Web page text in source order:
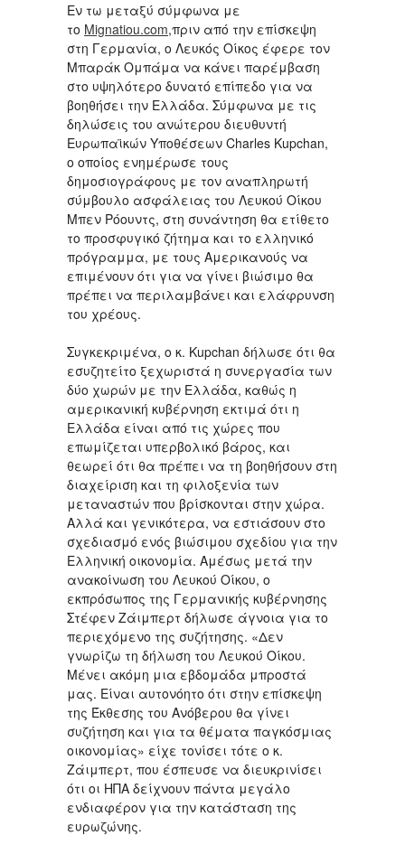
Εν τω μεταξύ σύμφωνα με
το Mignatiou.com,πριν από την επίσκεψη
στη Γερμανία, ο Λευκός Οίκος έφερε τον
Μπαράκ Ομπάμα να κάνει παρέμβαση
στο υψηλότερο δυνατό επίπεδο για να
βοηθήσει την Ελλάδα. Σύμφωνα με τις
δηλώσεις του ανώτερου διευθυντή
Ευρωπαϊκών Υποθέσεων Charles Kupchan,
ο οποίος ενημέρωσε τους
δημοσιογράφους με τον αναπληρωτή
σύμβουλο ασφάλειας του Λευκού Οίκου
Μπεν Ρόουντς, στη συνάντηση θα ετίθετο
το προσφυγικό ζήτημα και το ελληνικό
πρόγραμμα, με τους Αμερικανούς να
επιμένουν ότι για να γίνει βιώσιμο θα
πρέπει να περιλαμβάνει και ελάφρυνση
του χρέους.
Συγκεκριμένα, ο κ. Kupchan δήλωσε ότι θα
εσυζητείτο ξεχωριστά η συνεργασία των
δύο χωρών με την Ελλάδα, καθώς η
αμερικανική κυβέρνηση εκτιμά ότι η
Ελλάδα είναι από τις χώρες που
επωμίζεται υπερβολικό βάρος, και
θεωρεί ότι θα πρέπει να τη βοηθήσουν στη
διαχείριση και τη φιλοξενία των
μεταναστών που βρίσκονται στην χώρα.
Αλλά και γενικότερα, να εστιάσουν στο
σχεδιασμό ενός βιώσιμου σχεδίου για την
Ελληνική οικονομία. Αμέσως μετά την
ανακοίνωση του Λευκού Οίκου, ο
εκπρόσωπος της Γερμανικής κυβέρνησης
Στέφεν Ζάιμπερτ δήλωσε άγνοια για το
περιεχόμενο της συζήτησης. «Δεν
γνωρίζω τη δήλωση του Λευκού Οίκου.
Μένει ακόμη μια εβδομάδα μπροστά
μας. Είναι αυτονόητο ότι στην επίσκεψη
της Έκθεσης του Ανόβερου θα γίνει
συζήτηση και για τα θέματα παγκόσμιας
οικονομίας» είχε τονίσει τότε ο κ.
Ζάιμπερτ, που έσπευσε να διευκρινίσει
ότι οι ΗΠΑ δείχνουν πάντα μεγάλο
ενδιαφέρον για την κατάσταση της
ευρωζώνης.